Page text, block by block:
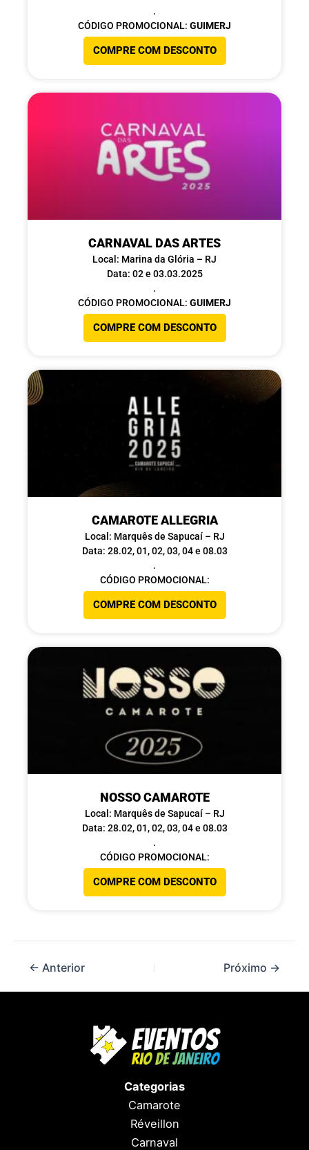
.
CÓDIGO PROMOCIONAL: GUIMERJ
COMPRE COM DESCONTO
CARNAVAL DAS ARTES
Local: Marina da Glória – RJ
Data: 02 e 03.03.2025
.
CÓDIGO PROMOCIONAL: GUIMERJ
COMPRE COM DESCONTO
CAMAROTE ALLEGRIA
Local: Marquês de Sapucaí – RJ
Data: 28.02, 01, 02, 03, 04 e 08.03
.
CÓDIGO PROMOCIONAL:
COMPRE COM DESCONTO
NOSSO CAMAROTE
Local: Marquês de Sapucaí – RJ
Data: 28.02, 01, 02, 03, 04 e 08.03
.
CÓDIGO PROMOCIONAL:
COMPRE COM DESCONTO
Categorias
Camarote
Réveillon
Carnaval